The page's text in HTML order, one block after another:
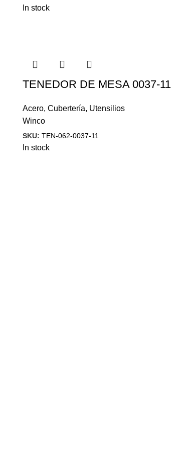
In stock
TENEDOR DE MESA 0037-11
Acero, Cubertería, Utensilios
Winco
SKU: TEN-062-0037-11
In stock